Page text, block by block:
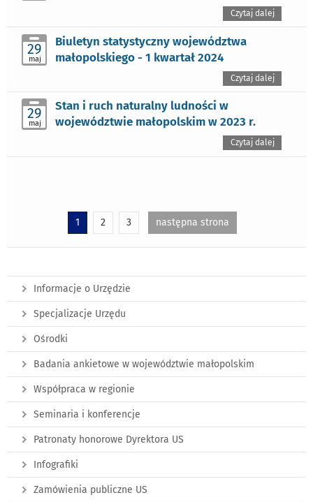
Czytaj dalej
29
maj
Biuletyn statystyczny województwa
małopolskiego - 1 kwartał 2024
Czytaj dalej
29
maj
Stan i ruch naturalny ludności w
województwie małopolskim w 2023 r.
Czytaj dalej
1 2 3 następna strona
Informacje o Urzędzie
Specjalizacje Urzędu
Ośrodki
Badania ankietowe w województwie małopolskim
Współpraca w regionie
Seminaria i konferencje
Patronaty honorowe Dyrektora US
Infografiki
Zamówienia publiczne US